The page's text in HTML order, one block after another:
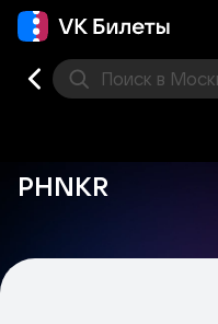
Поиск в
PHNKR